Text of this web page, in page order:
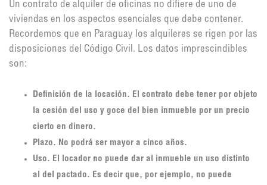
Un contrato de alquiler de oficinas no difiere de uno de
viviendas en los aspectos esenciales que debe contener.
Recordemos que en Paraguay los alquileres se rigen por las
disposiciones del Código Civil. Los datos imprescindibles
son:
Definición de la locación. El contrato debe tener por objeto
la cesión del uso y goce del bien inmueble por un precio
cierto en dinero.
Plazo. No podrá ser mayor a cinco años.
Uso. El locador no puede dar al inmueble un uso distinto
al del pactado. Es decir que, por ejemplo, no puede